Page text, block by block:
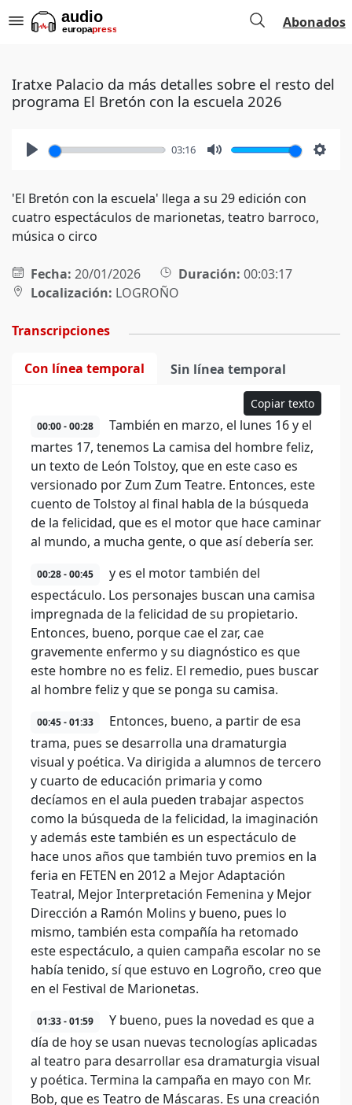
Abonados
Iratxe Palacio da más detalles sobre el resto del
programa El Bretón con la escuela 2026
03:16
'El Bretón con la escuela' llega a su 29 edición con
cuatro espectáculos de marionetas, teatro barroco,
música o circo
Fecha: 20/01/2026 Duración: 00:03:17
Localización: LOGROÑO
Transcripciones
Con línea temporal Sin línea temporal
Copiar texto
00:00 - 00:28
También en marzo, el lunes 16 y el
martes 17, tenemos La camisa del hombre feliz,
un texto de León Tolstoy, que en este caso es
versionado por Zum Zum Teatre. Entonces, este
cuento de Tolstoy al final habla de la búsqueda
de la felicidad, que es el motor que hace caminar
al mundo, a mucha gente, o que así debería ser.
00:28 - 00:45
y es el motor también del
espectáculo. Los personajes buscan una camisa
impregnada de la felicidad de su propietario.
Entonces, bueno, porque cae el zar, cae
gravemente enfermo y su diagnóstico es que
este hombre no es feliz. El remedio, pues buscar
al hombre feliz y que se ponga su camisa.
00:45 - 01:33
Entonces, bueno, a partir de esa
trama, pues se desarrolla una dramaturgia
visual y poética. Va dirigida a alumnos de tercero
y cuarto de educación primaria y como
decíamos en el aula pueden trabajar aspectos
como la búsqueda de la felicidad, la imaginación
y además este también es un espectáculo de
hace unos años que también tuvo premios en la
feria en FETEN en 2012 a Mejor Adaptación
Teatral, Mejor Interpretación Femenina y Mejor
Dirección a Ramón Molins y bueno, pues lo
mismo, también esta compañía ha retomado
este espectáculo, a quien campaña escolar no se
había tenido, sí que estuvo en Logroño, creo que
en el Festival de Marionetas.
01:33 - 01:59
Y bueno, pues la novedad es que a
día de hoy se usan nuevas tecnologías aplicadas
al teatro para desarrollar esa dramaturgia visual
y poética. Termina la campaña en mayo con Mr.
Bob, que es Teatro de Máscaras. Es una creación